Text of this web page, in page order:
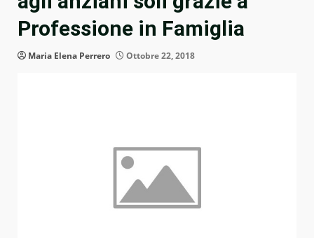
Professione in Famiglia
Maria Elena Perrero Ottobre 22, 2018